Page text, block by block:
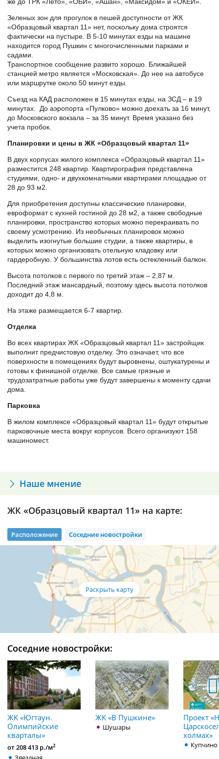
Зеленых зон для прогулок в пешей доступности от ЖК
«Образцовый квартал 11» нет, поскольку дома строятся
фактически на пустыре. В 5-10 минутах езды на машине
находится город Пушкин с многочисленными парками и
садами.
Транспортное сообщение развито хорошо. Ближайшей
станцией метро является «Московская». До нее на автобусе
или маршрутке около 50 минут езды.
Съезд на КАД расположен в 15 минутах езды, на ЗСД – в 19
минутах. До аэропорта «Пулково» можно доехать за 16 минут,
до Московского вокзала – за 35 минут. Время указано без
учета пробок.
Планировки и цены в ЖК «Образцовый квартал 11»
В двух корпусах жилого комплекса «Образцовый квартал 11»
разместится 248 квартир. Квартирография представлена
студиями, одно- и двухкомнатными квартирами площадью от
28 до 93 м2.
Для приобретения доступны классические планировки,
евроформат с кухней гостиной до 28 м2, а также свободные
планировки, пространство которых можно перекраивать по
своему усмотрению. Из необычных планировок можно
выделить изогнутые большие студии, а также квартиры, в
которых можно организовать отельную кладовку или
гардеробную. У большинства лотов есть остекленный балкон.
Высота потолков с первого по третий этаж – 2,87 м.
Последний этаж мансардный, поэтому здесь высота потолков
доходит до 4,8 м.
На этаже размещается 6-7 квартир.
Отделка
Во всех квартирах ЖК «Образцовый квартал 11» застройщик
выполнит предчистовую отделку. Это означает, что все
поверхности в помещениях будут выровнены, оштукатурены и
готовы к финишной отделке. Все самые грязные и
трудозатратные работы уже будут завершены к моменту сдачи
дома.
Парковка
В жилом комплексе «Образцовый квартал 11» будут открытые
парковочные места вокруг корпусов. Всего организуют 158
машиномест.
Наше мнение
ЖК «Образцовый квартал 11» на карте:
Расположение Соседние новостройки
Соседние новостройки:
ЖК «Югтаун.
Олимпийские
кварталы»
от 208 413 р./м2
ЖК «В Пушкине»
Шушары
Проект
холмах»
Купчино